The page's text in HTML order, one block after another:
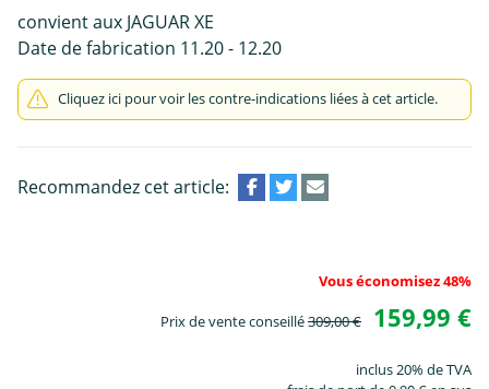
convient aux JAGUAR XE
Date de fabrication 11.20 - 12.20
Cliquez ici pour voir les contre-indications liées à cet article.
Recommandez cet article:
Vous économisez 48%
Prix de vente conseillé309,00 € 159,99 €
inclus 20% de TVA